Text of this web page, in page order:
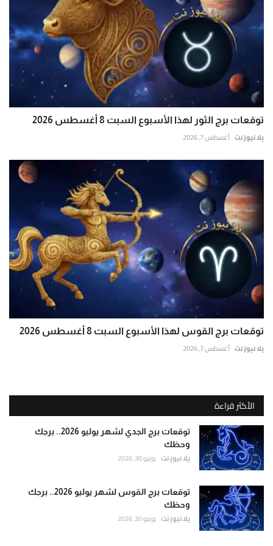
توقعات برج الثور لهذا الأسبوع السبت 8 أغسطس 2026
يلا نيوز نت أغسطس 7, 2026
توقعات برج القوس لهذا الأسبوع السبت 8 أغسطس 2026
يلا نيوز نت أغسطس 7, 2026
الأكثر قراءة
توقعات برج الجدي لشهر يوليو 2026.. برجك
وحظك
يلا نيوز نت يونيو 30, 2026
توقعات برج القوس لشهر يوليو 2026.. برجك
وحظك
يلا نيوز نت يونيو 30, 2026